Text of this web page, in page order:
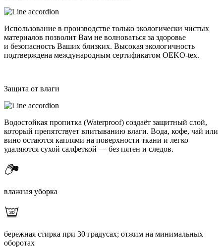
Использование в производстве только экологически чистых
материалов позволит Вам не волноваться за здоровье
и безопасность Ваших близких. Высокая экологичность
подтверждена международным сертификатом OEKO-tex.
Защита от влаги
Водостойкая пропитка (Waterproof) создаёт защитный слой,
который препятствует впитыванию влаги. Вода, кофе, чай или
вино остаются каплями на поверхности ткани и легко
удаляются сухой салфеткой — без пятен и следов.
влажная уборка
бережная стирка при 30 градусах; отжим на минимальных
оборотах